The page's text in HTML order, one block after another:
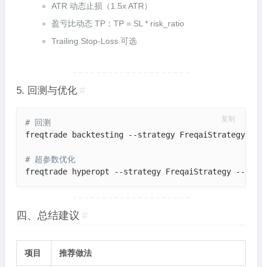
ATR 动态止损（1.5x ATR）
盈亏比动态 TP：TP = SL * risk_ratio
Trailing Stop-Loss 可选
5. 回测与优化 #
# 回测
freqtrade backtesting --strategy FreqaiStrategy --
# 超参数优化
freqtrade hyperopt --strategy FreqaiStrategy --
复制
四、总结建议 #
项目 推荐做法